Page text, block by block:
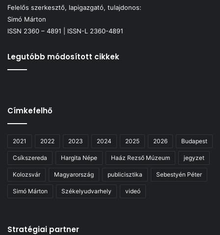
Felelős szerkesztő, lapigazgató, tulajdonos:
Simó Márton
ISSN 2360 – 4891 | ISSN-L 2360-4891
Legutóbb módosított cikkek
Címkefelhő
2021 2022 2023 2024 2025 2026 Budapest
Csíkszereda Hargita Népe Haáz Rezső Múzeum jegyzet
Kolozsvár Magyarország publicisztika Sebestyén Péter
Simó Márton Székelyudvarhely videó
Stratégiai partner